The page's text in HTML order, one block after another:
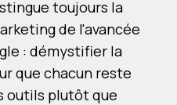
toujours la
de l'avancée
: démystifier la
que chacun reste
outils plutôt que